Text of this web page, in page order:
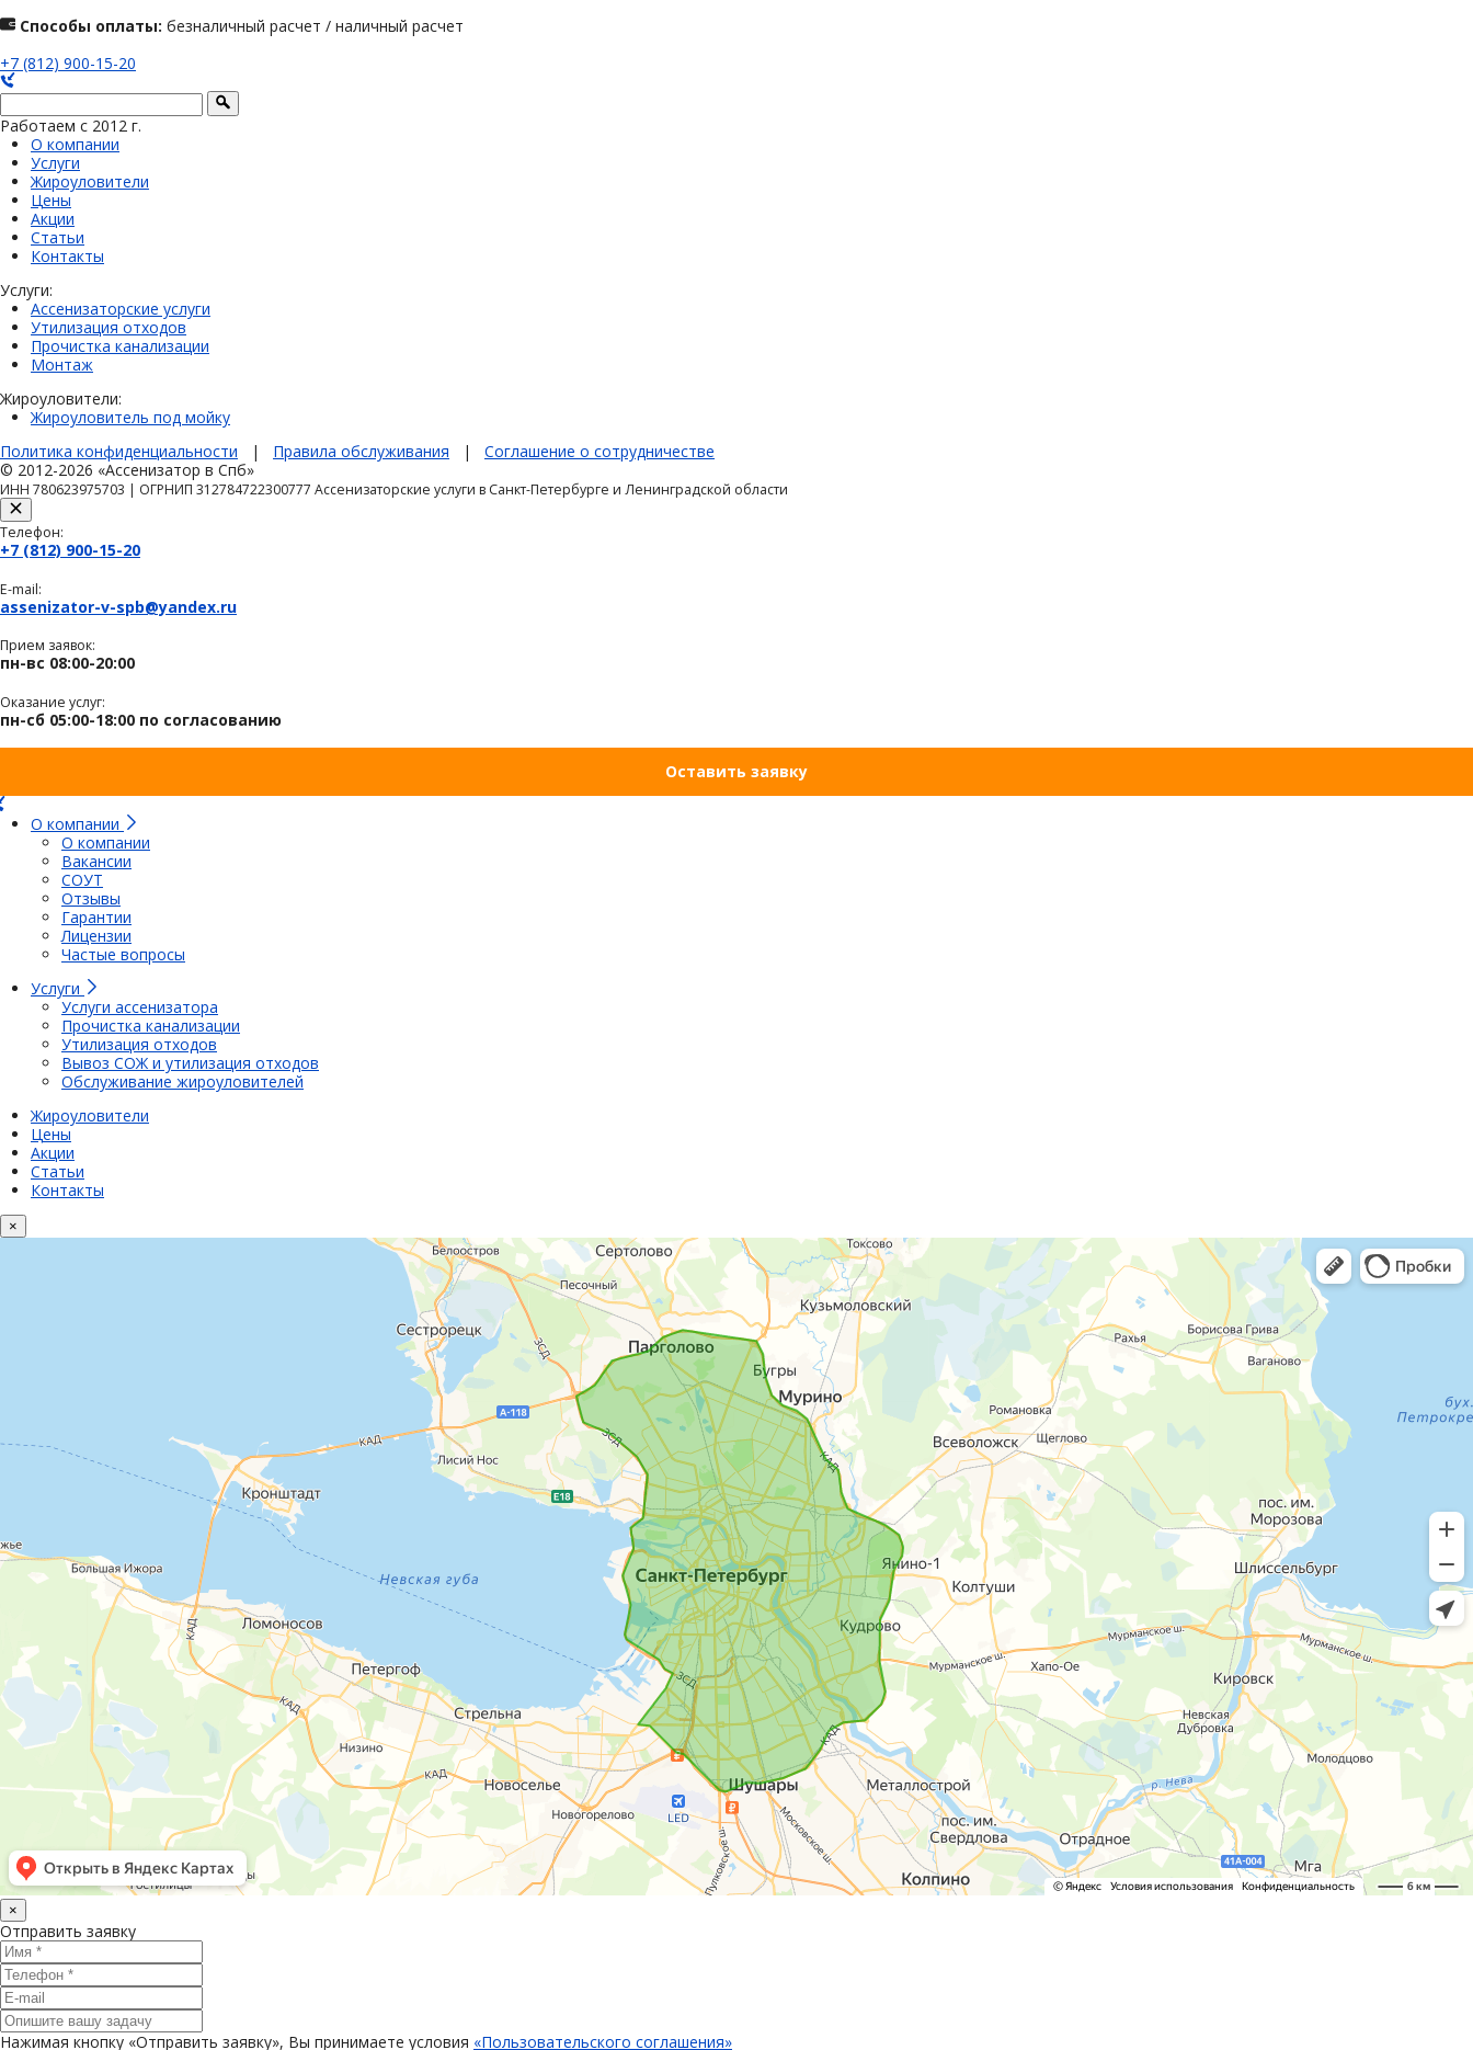
Способы оплаты: безналичный расчет / наличный расчет
+7 (812) 900-15-20
Работаем с 2012 г.
О компании
Услуги
Жироуловители
Цены
Акции
Статьи
Контакты
Услуги:
Ассенизаторские услуги
Утилизация отходов
Прочистка канализации
Монтаж
Жироуловители:
Жироуловитель под мойку
Политика конфиденциальности | Правила обслуживания | Соглашение о сотрудничестве
© 2012-2026 «Ассенизатор в Спб»
ИНН 780623975703 | ОГРНИП 312784722300777 Ассенизаторские услуги в Санкт-Петербурге и Ленинградской области
Телефон:
+7 (812) 900-15-20
E-mail:
assenizator-v-spb@yandex.ru
Прием заявок:
пн-вс 08:00-20:00
Оказание услуг:
пн-сб 05:00-18:00 по согласованию
Оставить заявку
О компании
О компании
Вакансии
СОУТ
Отзывы
Гарантии
Лицензии
Частые вопросы
Услуги
Услуги ассенизатора
Прочистка канализации
Утилизация отходов
Вывоз СОЖ и утилизация отходов
Обслуживание жироуловителей
Жироуловители
Цены
Акции
Статьи
Контакты
×
×
Отправить заявку
Нажимая кнопку «Отправить заявку», Вы принимаете условия «Пользовательского соглашения»